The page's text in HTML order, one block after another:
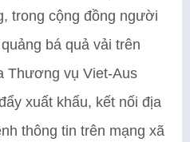
trong cộng đồng người
bá quả vải trên
Thương vụ Viet-Aus
xuất khẩu, kết nối địa
thông tin trên mạng xã